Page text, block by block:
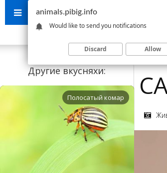
Другие вкусняхи:
Полосатый комар
animals.pibig.info
Would like to send you notifications
Discard Allow